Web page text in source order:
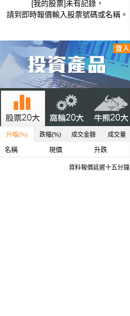
[我的股票]未有記錄，
請到即時報價輸入股票號碼或名稱。
升幅(%) 跌幅(%) 成交金額 成交量
名稱 現價 升跌
資料報價延遲十五分鐘